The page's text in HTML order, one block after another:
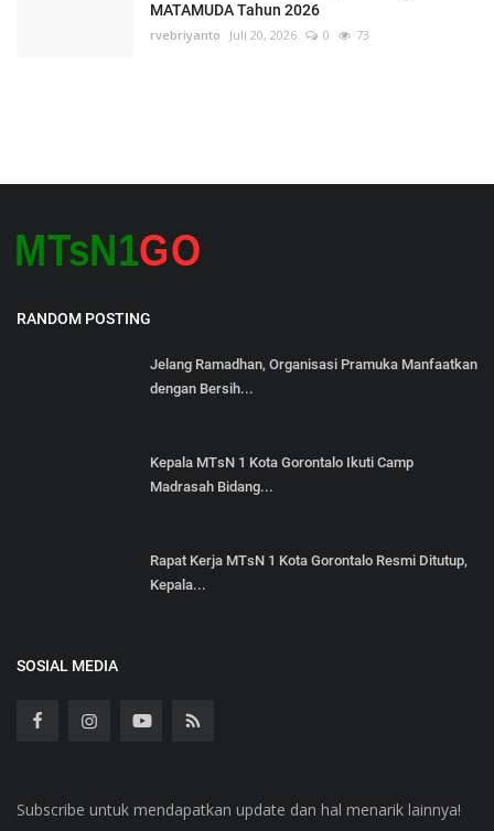
MATAMUDA Tahun 2026
rvebriyanto Juli 20, 2026 0 73
RANDOM POSTING
Jelang Ramadhan, Organisasi Pramuka Manfaatkan
dengan Bersih...
Kepala MTsN 1 Kota Gorontalo Ikuti Camp
Madrasah Bidang...
Rapat Kerja MTsN 1 Kota Gorontalo Resmi Ditutup,
Kepala...
SOSIAL MEDIA
Subscribe untuk mendapatkan update dan hal menarik lainnya!